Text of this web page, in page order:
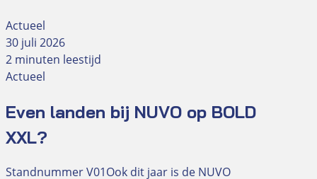
Actueel
30 juli 2026
2 minuten leestijd
Actueel
Even landen bij NUVO op BOLD
XXL?
Standnummer V01Ook dit jaar is de NUVO